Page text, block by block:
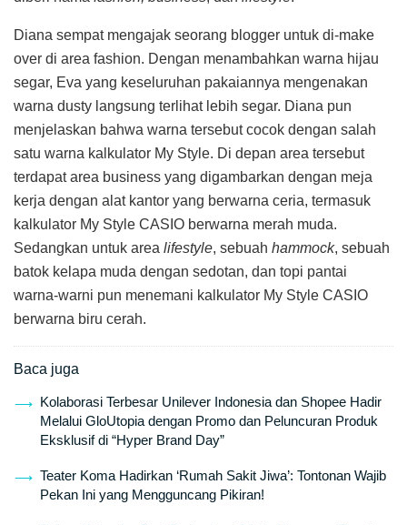
Diana sempat mengajak seorang blogger untuk di-make
over di area fashion. Dengan menambahkan warna hijau
segar, Eva yang keseluruhan pakaiannya mengenakan
warna dusty langsung terlihat lebih segar. Diana pun
menjelaskan bahwa warna tersebut cocok dengan salah
satu warna kalkulator My Style. Di depan area tersebut
terdapat area business yang digambarkan dengan meja
kerja dengan alat kantor yang berwarna ceria, termasuk
kalkulator My Style CASIO berwarna merah muda.
Sedangkan untuk area lifestyle, sebuah hammock, sebuah
batok kelapa muda dengan sedotan, dan topi pantai
warna-warni pun menemani kalkulator My Style CASIO
berwarna biru cerah.
Baca juga
Kolaborasi Terbesar Unilever Indonesia dan Shopee Hadir
Melalui GloUtopia dengan Promo dan Peluncuran Produk
Eksklusif di “Hyper Brand Day”
Teater Koma Hadirkan ‘Rumah Sakit Jiwa’: Tontonan Wajib
Pekan Ini yang Mengguncang Pikiran!